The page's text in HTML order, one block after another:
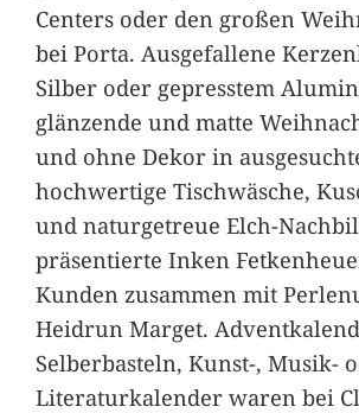
Centers oder den großen
bei Porta. Ausgefallene
Silber oder gepresstem
glänzende und matte
und ohne Dekor in
hochwertige Tischwäsche,
und naturgetreue Elch-
präsentierte Inken
Kunden zusammen mit
Heidrun Marget.
Selberbasteln, Kunst-, Musik-
Literaturkalender waren bei